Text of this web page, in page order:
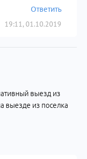
19:11, 01.10.2019
Ответить
выезд из
выезде из поселка